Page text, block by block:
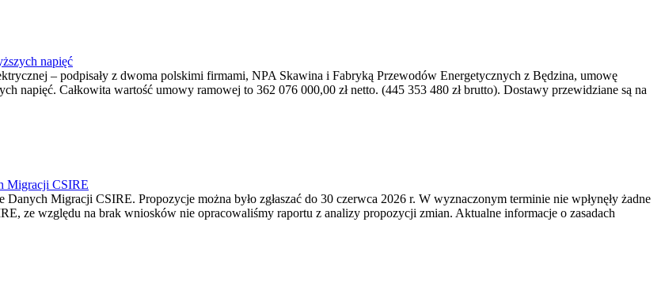
napięć
– podpisały z dwoma polskimi firmami, NPA Skawina i Fabryką Przewodów Energetycznych z Będzina, umowę
napięć. Całkowita wartość umowy ramowej to 362 076 000,00 zł netto. (445 353 480 zł brutto). Dostawy przewidziane są na
Migracji CSIRE
Migracji CSIRE. Propozycje można było zgłaszać do 30 czerwca 2026 r. W wyznaczonym terminie nie wpłynęły żadne
ze względu na brak wniosków nie opracowaliśmy raportu z analizy propozycji zmian. Aktualne informacje o zasadach